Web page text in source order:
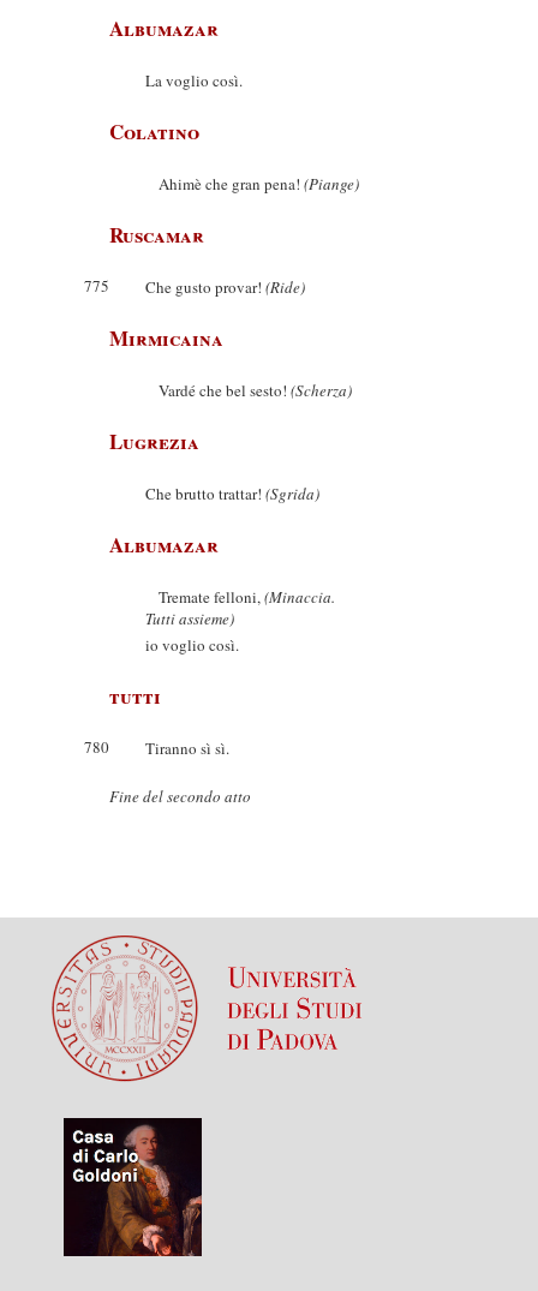
Albumazar
La voglio così.
Colatino
Ahimè che gran pena! (Piange)
Ruscamar
775 Che gusto provar! (Ride)
Mirmicaina
Vardé che bel sesto! (Scherza)
Lugrezia
Che brutto trattar! (Sgrida)
Albumazar
Tremate felloni,(Minaccia.
Tutti assieme)
io voglio così.
tutti
780 Tiranno sì sì.
Fine del secondo atto